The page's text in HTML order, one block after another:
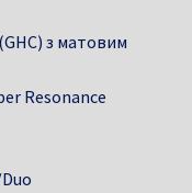
з матовим
Resonance